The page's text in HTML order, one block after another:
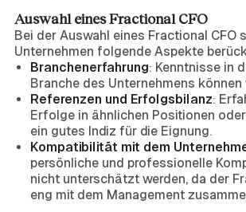
Auswahl eines Fractional CFO
Bei der Auswahl eines Fractional CFO
Unternehmen folgende Aspekte
Branchenerfahrung: Kenntnisse in
Branche des Unternehmens
Referenzen und Erfolgsbilanz:
Erfolge in ähnlichen Positionen
ein gutes Indiz für die Eignung.
Kompatibilität mit dem
persönliche und professionelle
nicht unterschätzt werden, da der
eng mit dem Management